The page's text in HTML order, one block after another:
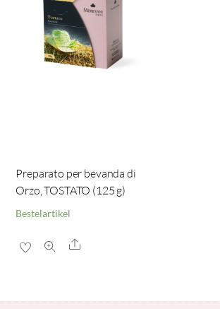
Preparato per bevanda di
Orzo, TOSTATO (125 g)
Bestelartikel
Share